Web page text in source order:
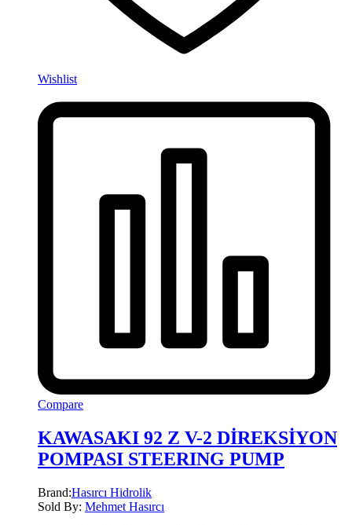
Wishlist
Compare
KAWASAKI 92 Z V-2 DİREKSİYON
POMPASI STEERING PUMP
Brand:Hasırcı Hidrolik
Sold By: Mehmet Hasırcı